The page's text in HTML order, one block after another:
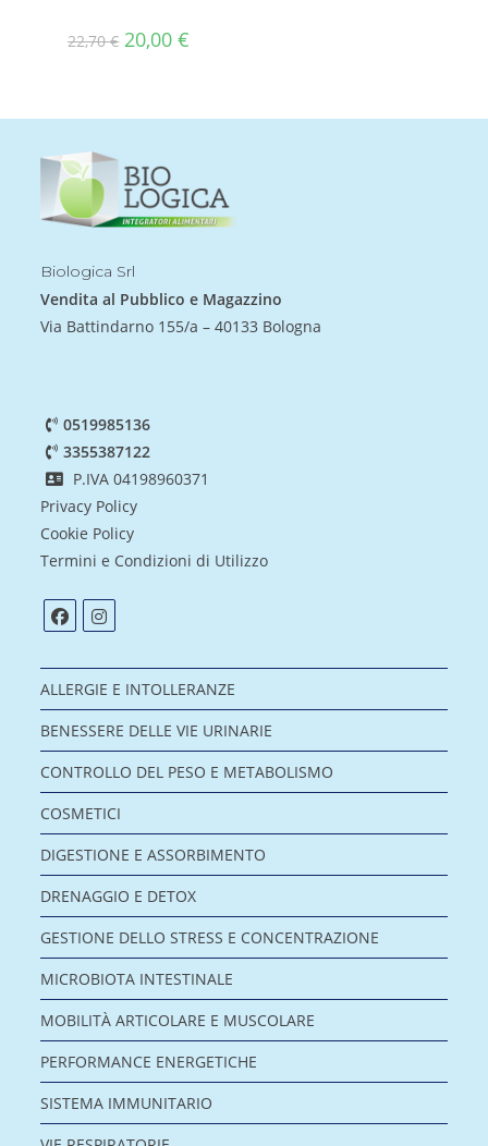
22,70€ 20,00€
Biologica Srl
Vendita al Pubblico e Magazzino
Via Battindarno 155/a – 40133 Bologna
0519985136
3355387122
P.IVA 04198960371
Privacy Policy
Cookie Policy
Termini e Condizioni di Utilizzo
ALLERGIE E INTOLLERANZE
BENESSERE DELLE VIE URINARIE
CONTROLLO DEL PESO E METABOLISMO
COSMETICI
DIGESTIONE E ASSORBIMENTO
DRENAGGIO E DETOX
GESTIONE DELLO STRESS E CONCENTRAZIONE
MICROBIOTA INTESTINALE
MOBILITÀ ARTICOLARE E MUSCOLARE
PERFORMANCE ENERGETICHE
SISTEMA IMMUNITARIO